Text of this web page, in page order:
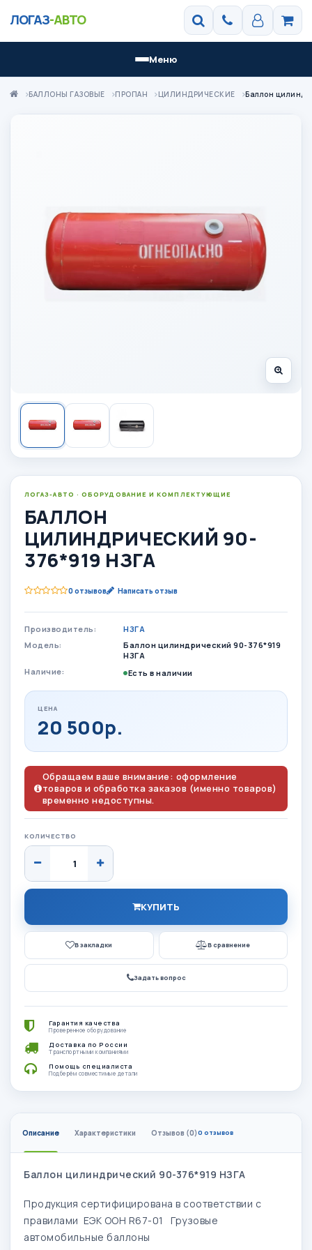
ЛОГАЗ-АВТО
Меню
БАЛЛОНЫ ГАЗОВЫЕ ПРОПАН ЦИЛИНДРИЧЕСКИЕ
ЛОГАЗ-АВТО · ОБОРУДОВАНИЕ И КОМПЛЕКТУЮЩИЕ
БАЛЛОН
ЦИЛИНДРИЧЕСКИЙ 90-
376*919 НЗГА
0 отзывов Написать отзыв
Производитель:
НЗГА
Модель:
Баллон цилиндрический 90-376*919
НЗГА
Наличие:
Есть в наличии
ЦЕНА
20 500р.
Обращаем ваше внимание: оформление
товаров и обработка заказов (именно товаров)
временно недоступны.
КОЛИЧЕСТВО
КУПИТЬ
В закладки В сравнение
Задать вопрос
Гарантия качества
Проверенное оборудование
Доставка по России
Транспортными компаниями
Помощь специалиста
Подберём совместимые детали
Описание Характеристики Отзывов (0)0 отзывов
Баллон цилиндрический 90-376*919 НЗГА
Продукция сертифицирована в соответствии с
правилами ЕЭК ООН R67-01 Грузовые
автомобильные баллоны